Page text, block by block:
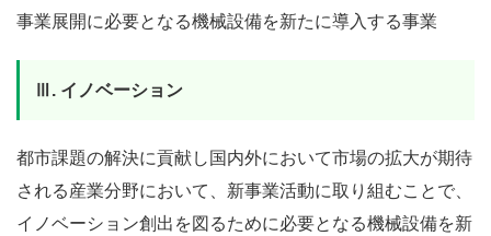
事業展開に必要となる機械設備を新たに導入する事業
Ⅲ. イノベーション
都市課題の解決に貢献し国内外において市場の拡大が期待
される産業分野において、新事業活動に取り組むことで、
イノベーション創出を図るために必要となる機械設備を新